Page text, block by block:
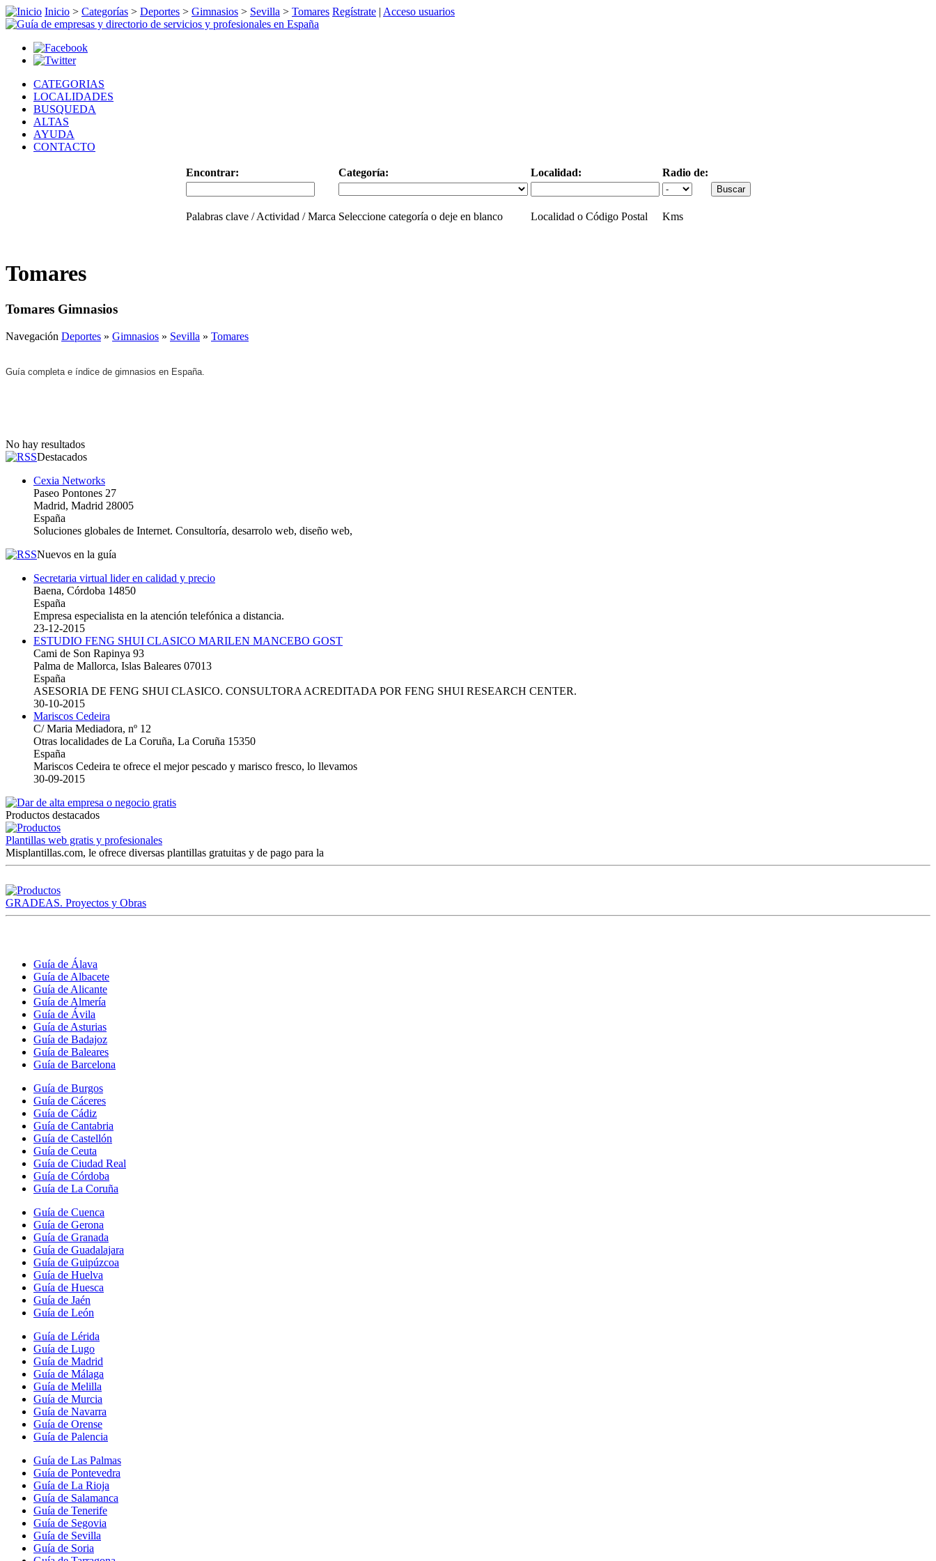
Inicio > Categorías > Deportes > Gimnasios > Sevilla > Tomares Regístrate | Acceso usuarios
CATEGORIAS
LOCALIDADES
BUSQUEDA
ALTAS
AYUDA
CONTACTO
Encontrar: Categoría: Localidad: Radio de:
Palabras clave / Actividad / Marca Seleccione categoría o deje en blanco Localidad o Código Postal Kms
Tomares
Tomares Gimnasios
Navegación Deportes » Gimnasios » Sevilla » Tomares
Guía completa e índice de gimnasios en España.
No hay resultados
Destacados
Cexia Networks
Paseo Pontones 27
Madrid, Madrid 28005
España
Soluciones globales de Internet. Consultoría, desarrolo web, diseño web,
Nuevos en la guía
Secretaria virtual lider en calidad y precio
Baena, Córdoba 14850
España
Empresa especialista en la atención telefónica a distancia.
23-12-2015
ESTUDIO FENG SHUI CLASICO MARILEN MANCEBO GOST
Cami de Son Rapinya 93
Palma de Mallorca, Islas Baleares 07013
España
ASESORIA DE FENG SHUI CLASICO. CONSULTORA ACREDITADA POR FENG SHUI RESEARCH CENTER.
30-10-2015
Mariscos Cedeira
C/ Maria Mediadora, nº 12
Otras localidades de La Coruña, La Coruña 15350
España
Mariscos Cedeira te ofrece el mejor pescado y marisco fresco, lo llevamos
30-09-2015
Productos destacados
Plantillas web gratis y profesionales
Misplantillas.com, le ofrece diversas plantillas gratuitas y de pago para la
GRADEAS. Proyectos y Obras
Guía de Álava
Guía de Albacete
Guía de Alicante
Guía de Almería
Guía de Ávila
Guía de Asturias
Guía de Badajoz
Guía de Baleares
Guía de Barcelona
Guía de Burgos
Guía de Cáceres
Guía de Cádiz
Guía de Cantabria
Guía de Castellón
Guía de Ceuta
Guía de Ciudad Real
Guía de Córdoba
Guía de La Coruña
Guía de Cuenca
Guía de Gerona
Guía de Granada
Guía de Guadalajara
Guía de Guipúzcoa
Guía de Huelva
Guía de Huesca
Guía de Jaén
Guía de León
Guía de Lérida
Guía de Lugo
Guía de Madrid
Guía de Málaga
Guía de Melilla
Guía de Murcia
Guía de Navarra
Guía de Orense
Guía de Palencia
Guía de Las Palmas
Guía de Pontevedra
Guía de La Rioja
Guía de Salamanca
Guía de Tenerife
Guía de Segovia
Guía de Sevilla
Guía de Soria